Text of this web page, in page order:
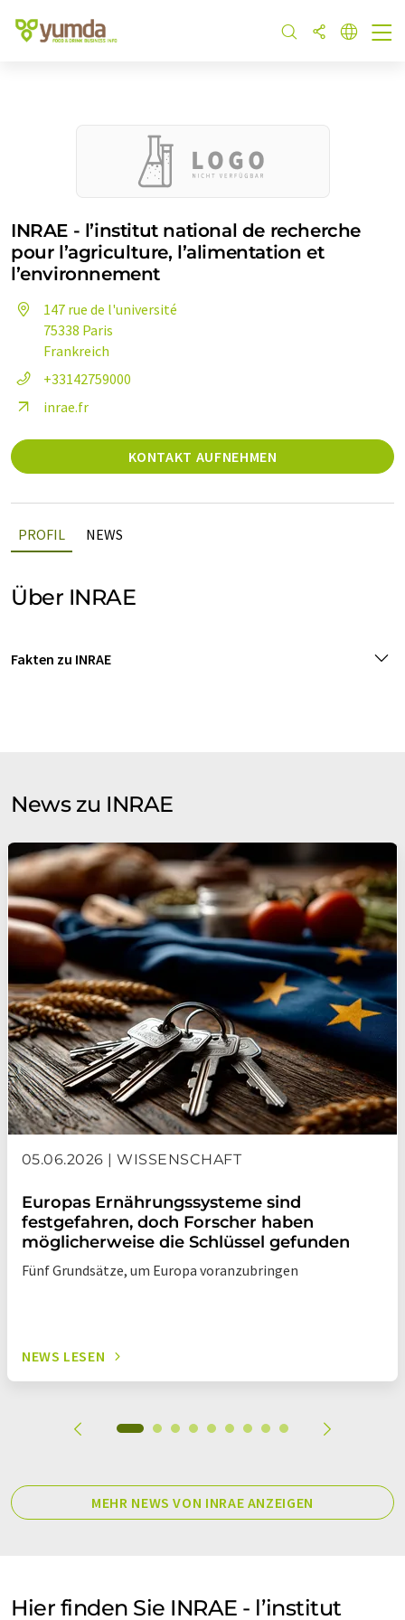
INRAE - l’institut national de recherche
pour l’agriculture, l’alimentation et
l’environnement
147 rue de l'université
75338 Paris
Frankreich
+33142759000
inrae.fr
KONTAKT AUFNEHMEN
PROFIL NEWS
Über INRAE
Fakten zu INRAE
News zu INRAE
05.06.2026 | WISSENSCHAFT
Europas Ernährungssysteme sind
festgefahren, doch Forscher haben
möglicherweise die Schlüssel gefunden
Fünf Grundsätze, um Europa voranzubringen
NEWS LESEN
MEHR NEWS VON INRAE ANZEIGEN
Hier finden Sie INRAE - l’institut